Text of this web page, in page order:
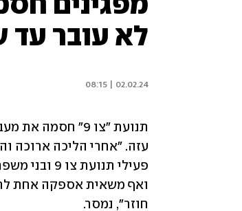
לא עובר עד
02.02.24 | 08:15
חוזר", נמסר.